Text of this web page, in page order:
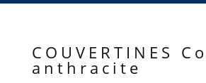
COUVERTINES
anthracite